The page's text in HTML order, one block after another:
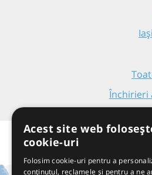
Închirieri
Acest site web
cookie-uri
Folosim cookie-uri pentru a
conținutul, reclamele și pentru a ne